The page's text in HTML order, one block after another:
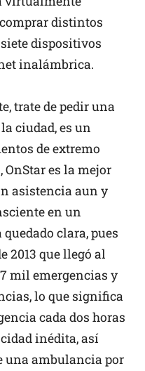
distintos
dispositivos
inalámbrica.
trate de pedir una
ciudad, es un
de extremo
es la mejor
asistencia aun y
en un
clara, pues
2013 que llegó al
mil emergencias y
lo que significa
cada dos horas
inédita, así
una ambulancia por